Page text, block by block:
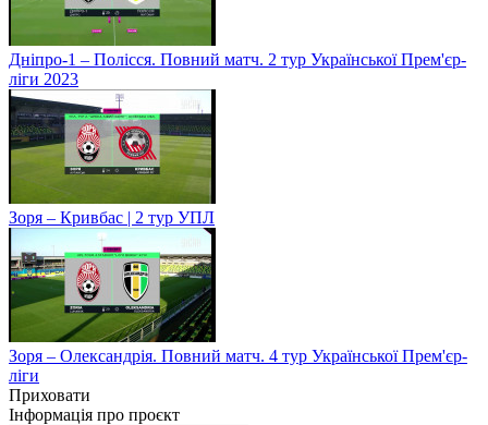
Дніпро-1 – Полісся. Повний матч. 2 тур Української Прем'єр-
ліги 2023
Зоря – Кривбас | 2 тур УПЛ
Зоря – Олександрія. Повний матч. 4 тур Української Прем'єр-
ліги
Приховати
Інформація про проєкт